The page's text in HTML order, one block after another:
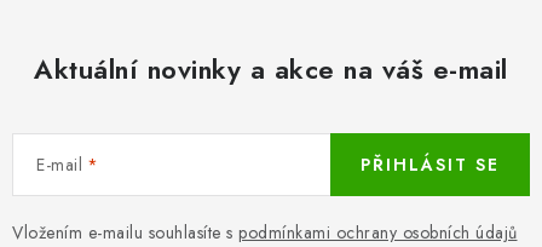
Aktuální novinky a akce na váš e-mail
E-mail
Vložením e-mailu souhlasíte s podmínkami ochrany osobních údajů
PŘIHLÁSIT SE